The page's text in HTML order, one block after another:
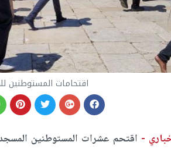
اقتحامات المستوطنين
- اقتحم عشرات المستوطنين المسجد